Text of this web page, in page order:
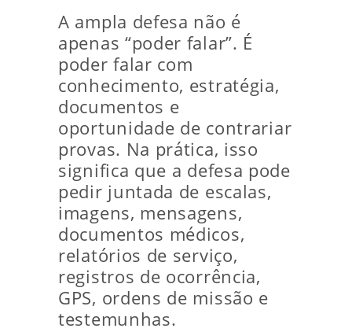
A ampla defesa não é
apenas “poder falar”. É
poder falar com
conhecimento, estratégia,
documentos e
oportunidade de contrariar
provas. Na prática, isso
significa que a defesa pode
pedir juntada de escalas,
imagens, mensagens,
documentos médicos,
relatórios de serviço,
registros de ocorrência,
GPS, ordens de missão e
testemunhas.